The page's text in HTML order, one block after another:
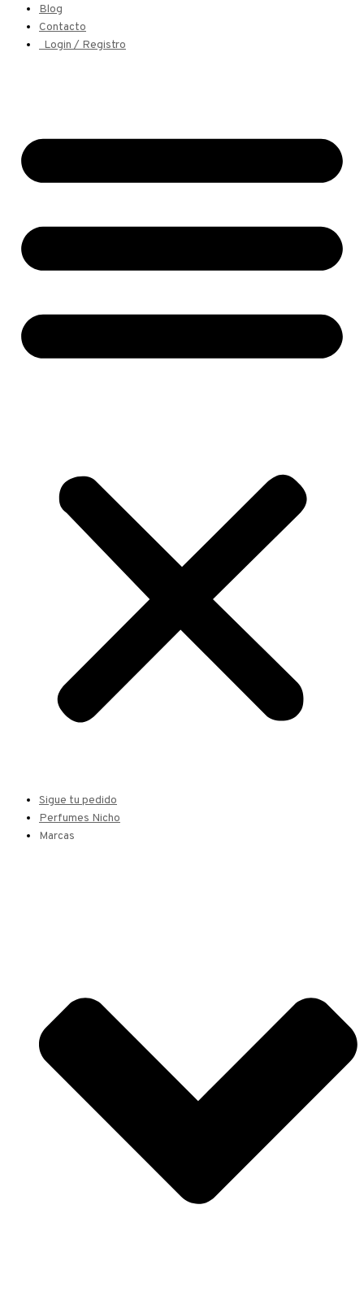
Blog
Contacto
Login / Registro
Sigue tu pedido
Perfumes Nicho
Marcas